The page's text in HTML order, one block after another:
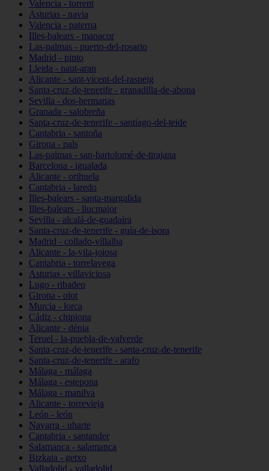
Valencia - torrent
Asturias - navia
Valencia - paterna
Illes-balears - manacor
Las-palmas - puerto-del-rosario
Madrid - pinto
Lleida - naut-aran
Alicante - sant-vicent-del-raspeig
Santa-cruz-de-tenerife - granadilla-de-abona
Sevilla - dos-hermanas
Granada - salobreña
Santa-cruz-de-tenerife - santiago-del-teide
Cantabria - santoña
Girona - pals
Las-palmas - san-bartolomé-de-tirajana
Barcelona - igualada
Alicante - orihuela
Cantabria - laredo
Illes-balears - santa-margalida
Illes-balears - llucmajor
Sevilla - alcalá-de-guadaíra
Santa-cruz-de-tenerife - guía-de-isora
Madrid - collado-villalba
Alicante - la-vila-joiosa
Cantabria - torrelavega
Asturias - villaviciosa
Lugo - ribadeo
Girona - olot
Murcia - lorca
Cádiz - chipiona
Alicante - dénia
Teruel - la-puebla-de-valverde
Santa-cruz-de-tenerife - santa-cruz-de-tenerife
Santa-cruz-de-tenerife - arafo
Málaga - málaga
Málaga - estepona
Málaga - manilva
Alicante - torrevieja
León - león
Navarra - uharte
Cantabria - santander
Salamanca - salamanca
Bizkaia - getxo
Valladolid - valladolid